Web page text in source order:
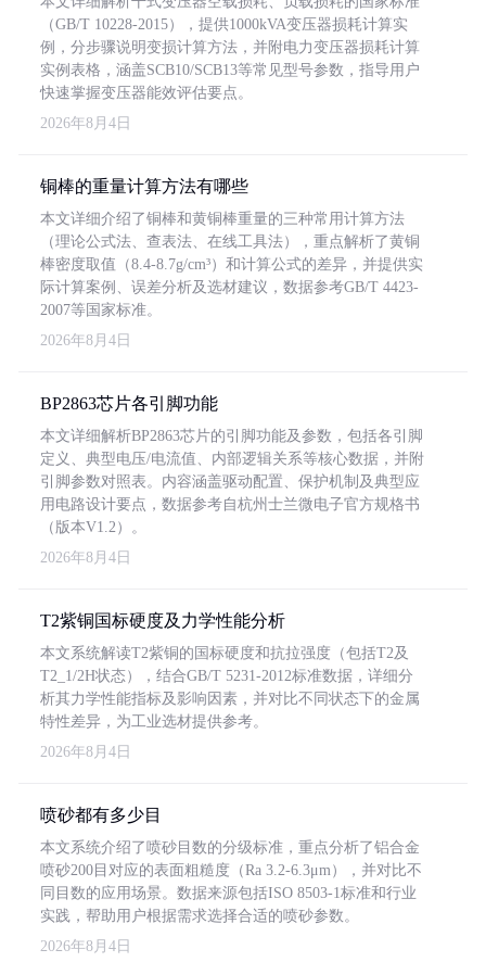
（GB/T 10228-2015），提供1000kVA变压器损耗计算实
例，分步骤说明变损计算方法，并附电力变压器损耗计算
实例表格，涵盖SCB10/SCB13等常见型号参数，指导用户
快速掌握变压器能效评估要点。
2026年8月4日
铜棒的重量计算方法有哪些
本文详细介绍了铜棒和黄铜棒重量的三种常用计算方法
（理论公式法、查表法、在线工具法），重点解析了黄铜
棒密度取值（8.4-8.7g/cm³）和计算公式的差异，并提供实
际计算案例、误差分析及选材建议，数据参考GB/T 4423-
2007等国家标准。
2026年8月4日
BP2863芯片各引脚功能
本文详细解析BP2863芯片的引脚功能及参数，包括各引脚
定义、典型电压/电流值、内部逻辑关系等核心数据，并附
引脚参数对照表。内容涵盖驱动配置、保护机制及典型应
用电路设计要点，数据参考自杭州士兰微电子官方规格书
（版本V1.2）。
2026年8月4日
T2紫铜国标硬度及力学性能分析
本文系统解读T2紫铜的国标硬度和抗拉强度（包括T2及
T2_1/2H状态），结合GB/T 5231-2012标准数据，详细分
析其力学性能指标及影响因素，并对比不同状态下的金属
特性差异，为工业选材提供参考。
2026年8月4日
喷砂都有多少目
本文系统介绍了喷砂目数的分级标准，重点分析了铝合金
喷砂200目对应的表面粗糙度（Ra 3.2-6.3μm），并对比不
同目数的应用场景。数据来源包括ISO 8503-1标准和行业
实践，帮助用户根据需求选择合适的喷砂参数。
2026年8月4日